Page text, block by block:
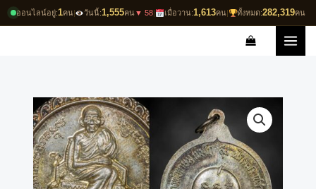
ออนไลน์อยู่:1คน| วันนี้:1,555คน▼ 58| เมื่อวาน:1,613คน| ทั้งหมด:282,319คน
Skip
to